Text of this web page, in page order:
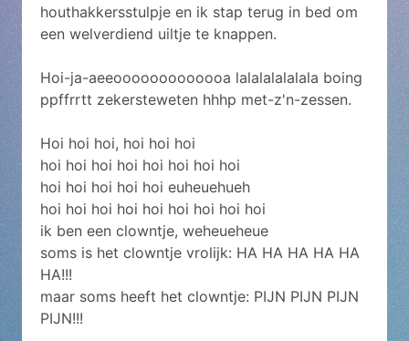
houthakkersstulpje en ik stap terug in bed om
een welverdiend uiltje te knappen.
Hoi-ja-aeeooooooooooooa lalalalalalala boing
ppffrrtt zekersteweten hhhp met-z'n-zessen.
Hoi hoi hoi, hoi hoi hoi
hoi hoi hoi hoi hoi hoi hoi hoi
hoi hoi hoi hoi hoi euheuehueh
hoi hoi hoi hoi hoi hoi hoi hoi hoi
ik ben een clowntje, weheueheue
soms is het clowntje vrolijk: HA HA HA HA HA
HA!!!
maar soms heeft het clowntje: PIJN PIJN PIJN
PIJN!!!